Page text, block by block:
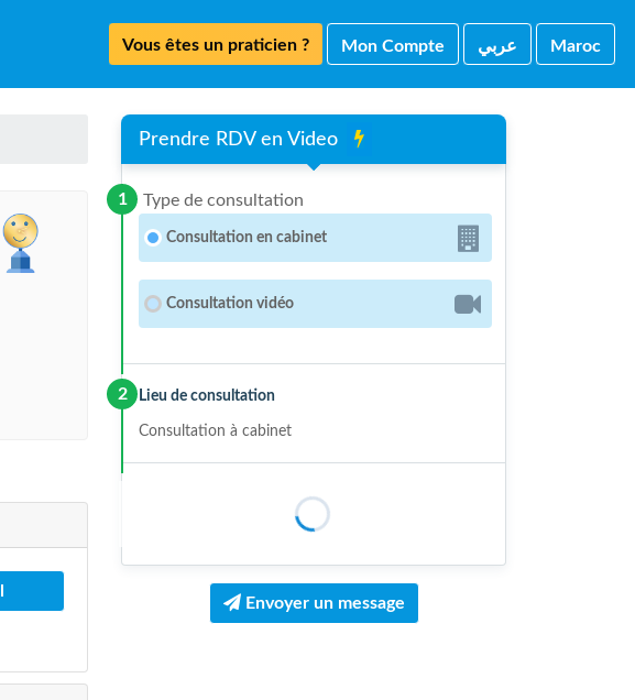
Vous êtes un praticien ? Mon Compte ﻋﺮﺑﻲ Maroc
Prendre RDV en Video
1 Type de consultation
Consultation en cabinet
Consultation vidéo
2 Lieu de consultation
Consultation à cabinet
Envoyer un message